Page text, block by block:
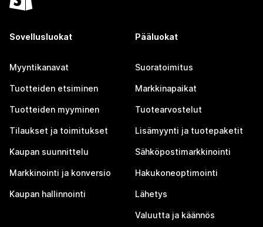
Sovellusluokat
Myyntikanavat
Tuotteiden etsiminen
Tuotteiden myyminen
Tilaukset ja toimitukset
Kaupan suunnittelu
Markkinointi ja konversio
Kaupan hallinnointi
Pääluokat
Suoratoimitus
Markkinapaikat
Tuotearvostelut
Lisämyynti ja tuotepaketit
Sähköpostimarkkinointi
Hakukoneoptimointi
Lähetys
Valuutta ja käännös